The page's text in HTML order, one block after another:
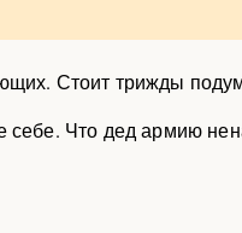
Стоит трижды
Что дед армию